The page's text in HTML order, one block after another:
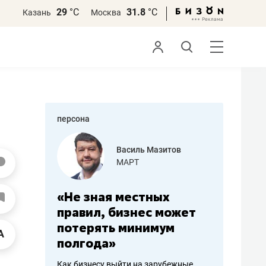
Казань 29 °С Москва 31.8 °С
персона
работа
Василь Мазитов
МАРТ
«Не зная местных
правил, бизнес может
потерять минимум
полгода»